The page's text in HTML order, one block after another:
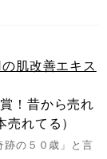
肌改善エキス
！昔から売れ
れてる）
の５０歳」と言